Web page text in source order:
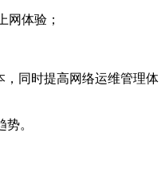
网体验；
同时提高网络运维管理体
。